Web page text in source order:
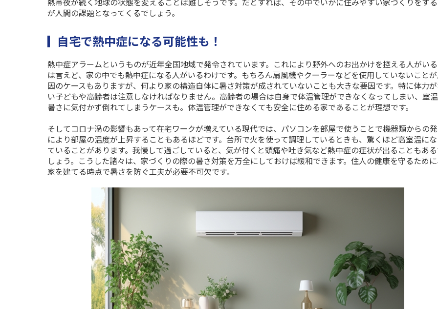
が人間の課題となってくるでしょう。
自宅で熱中症になる可能性も！
熱中症アラームというものが近年全国地域で発令されています。これにより野外へのお出かけを控える人がい
は言えど、家の中でも熱中症になる人がいるわけです。もちろん扇風機やクーラーなどを使用していないこと
因のケースもありますが、何より家の構造自体に暑さ対策が成されていないことも大きな要因です。特に体力
い子どもや高齢者は注意しなければなりません。高齢者の場合は自身で体温管理ができなくなってしまい、室
暑さに気付かず倒れてしまうケースも。体温管理ができなくても安全に住める家であることが理想です。
そしてコロナ渦の影響もあって在宅ワークが増えている現代では、パソコンを部屋で使うことで機器類からの
により部屋の温度が上昇することもあるほどです。台所で火を使って調理しているときも、驚くほど高室温に
ていることがあります。我慢して過ごしていると、気が付くと頭痛や吐き気など熱中症の症状が出ることもあ
しょう。こうした諸々は、家づくりの際の暑さ対策を万全にしておけば緩和できます。住人の健康を守るために
家を建てる時点で暑さを防ぐ工夫が必要不可欠です。